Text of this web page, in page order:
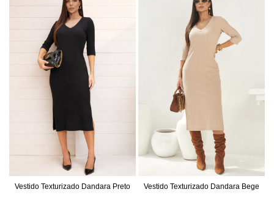
Vestido Texturizado Dandara Preto Vestido Texturizado Dandara Bege